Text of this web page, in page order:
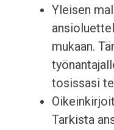
Yleisen
mukaan.
tosissasi
Tarkista